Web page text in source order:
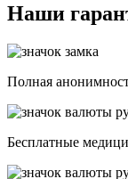
Наши
Полная
Бесплатные